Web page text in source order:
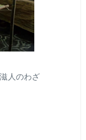
人のわざ